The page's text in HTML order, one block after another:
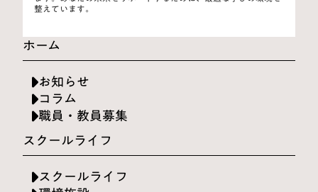
整えています。
ホーム
お知らせ
コラム
職員・教員募集
スクールライフ
スクールライフ